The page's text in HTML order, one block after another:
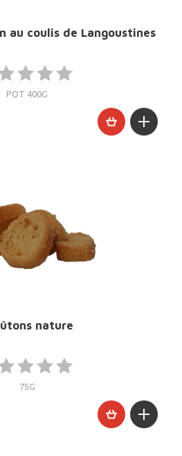
au coulis de Langoustines
POT 400G
nature
75G